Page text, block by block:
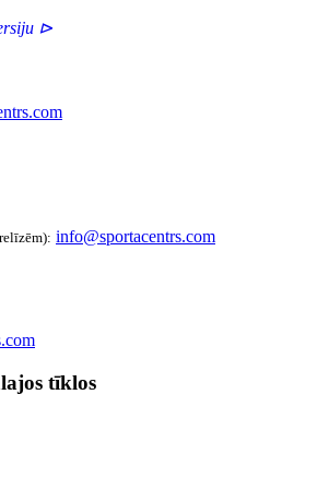
⊳
info@sportacentrs.com
tīklos